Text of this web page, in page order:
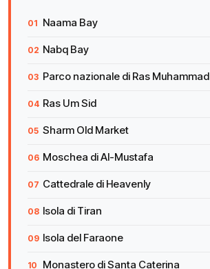
Naama Bay
Nabq Bay
Parco nazionale di Ras Muhammad
Ras Um Sid
Sharm Old Market
Moschea di Al-Mustafa
Cattedrale di Heavenly
Isola di Tiran
Isola del Faraone
Monastero di Santa Caterina